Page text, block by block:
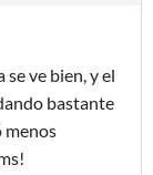
ve bien, y el
bastante
menos